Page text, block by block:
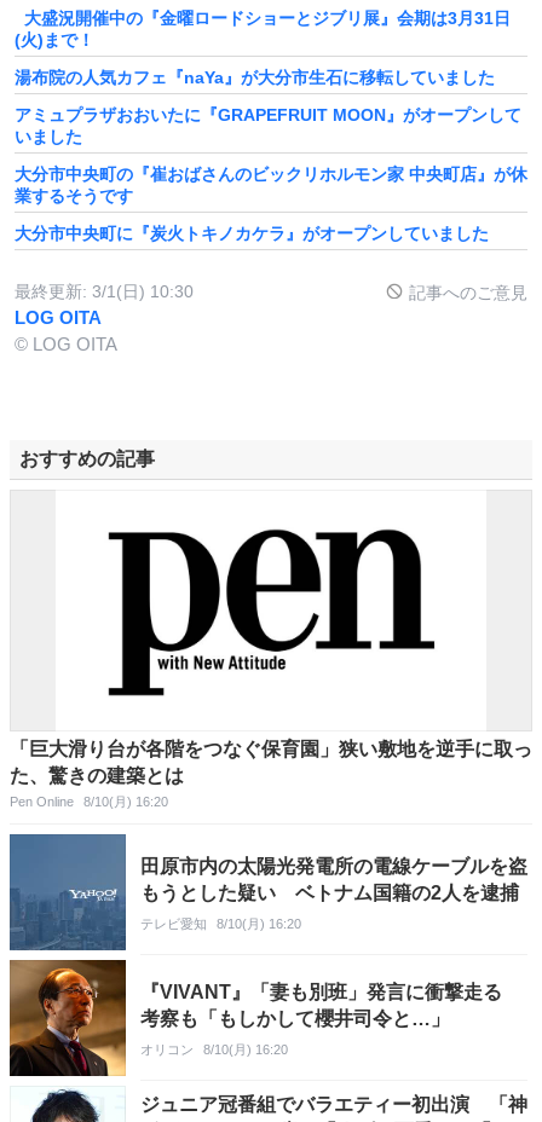
大盛況開催中の『金曜ロードショーとジブリ展』会期は3月31日
(火)まで！
湯布院の人気カフェ『naYa』が大分市生石に移転していました
アミュプラザおおいたに『GRAPEFRUIT MOON』がオープンして
いました
大分市中央町の『崔おばさんのビックリホルモン家 中央町店』が休
業するそうです
大分市中央町に『炭火トキノカケラ』がオープンしていました
最終更新: 3/1(日) 10:30 記事へのご意見
LOG OITA
© LOG OITA
おすすめの記事
「巨大滑り台が各階をつなぐ保育園」狭い敷地を逆手に取っ
た、驚きの建築とは
Pen Online 8/10(月) 16:20
田原市内の太陽光発電所の電線ケーブルを盗
もうとした疑い ベトナム国籍の2人を逮捕
テレビ愛知 8/10(月) 16:20
『VIVANT』「妻も別班」発言に衝撃走る
考察も「もしかして櫻井司令と…」
オリコン 8/10(月) 16:20
ジュニア冠番組でバラエティー初出演 「神